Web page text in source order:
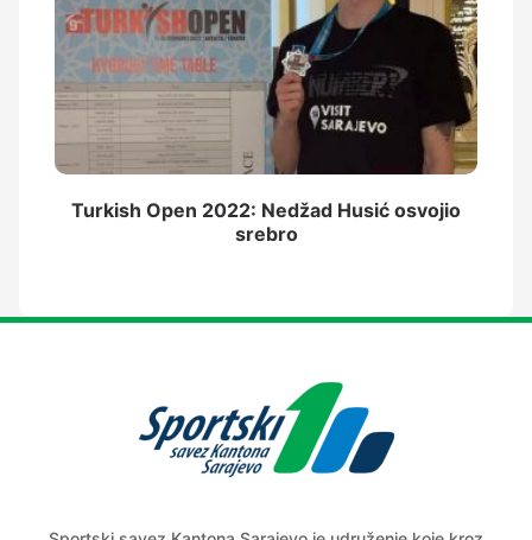
Turkish Open 2022: Nedžad Husić osvojio
srebro